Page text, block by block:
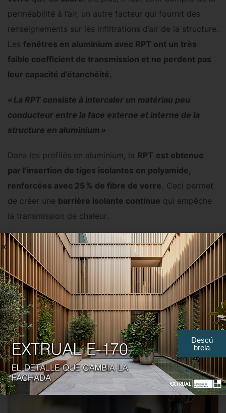
perméabilité à l’air, un autre facteur qui fournit des
renseignements sur les infiltrations d’air de la structure.
Les fenêtres en aluminium avec RPT ont un très
faible coefficient de transmission et ne perdent pas
leur capacité d’étanchéité.
« La RPT consiste à intercaler un matériau peu
conducteur entre la face externe et interne de la
structure en aluminium »
Dans les profilés en aluminium, la RPT est obtenue
par l’insertion de tiges isolantes en polyamide,
renforcées avec 25 % de fibre de verre. Ceci permet
de créer une barrière isolante continue qui empêche
la transmission de chaleur.
D’autres bonnes
raisons de choisir des
fenêtres avec cadre
en aluminium
Descú
brela